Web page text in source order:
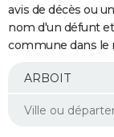
Retraite
Epargne
Immobilier
Risques naturels
Banque
Assurance
AUTO
Essais
Réserver un essai
Citadines
Berlines
SUV
Forum auto
+
Mobiles
Meilleur smartphone
Internet
Ordinateurs
Jeux vidéo
Guide high-tech
Aménagement
avis de décès ou
nom d'un défunt
commune dans le